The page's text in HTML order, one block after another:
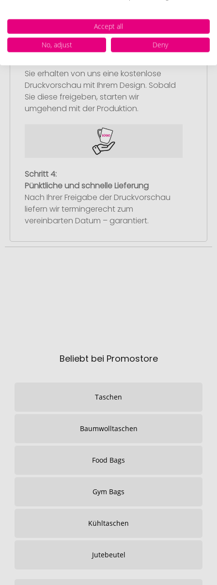
Schritt 3:
Sie erhalten von uns eine kostenlose
Druckvorschau mit Ihrem Design. Sobald
Sie diese freigeben, starten wir
umgehend mit der Produktion.
Schritt 4:
Pünktliche und schnelle Lieferung
Nach Ihrer Freigabe der Druckvorschau
liefern wir termingerecht zum
vereinbarten Datum – garantiert.
Beliebt bei Promostore
Taschen
Baumwolltaschen
Food Bags
Gym Bags
Kühltaschen
Jutebeutel
Accept all
No, adjust
Deny